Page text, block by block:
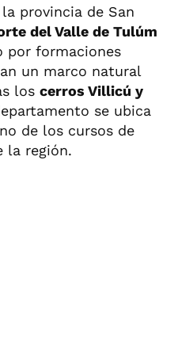
provincia de San
del Valle de Tulúm
por formaciones
un marco natural
los cerros Villicú y
se ubica
de los cursos de
la región.